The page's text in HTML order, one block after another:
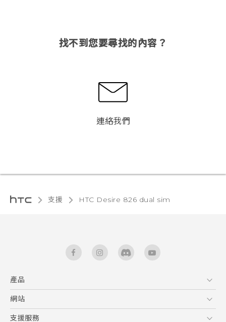
找不到您要尋找的內容？
連絡我們
支援 HTC Desire 826 dual sim‎
產品
5G
智能手機
網站
HTC Dev
支援服務